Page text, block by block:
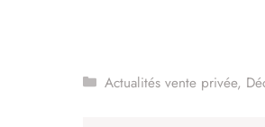
Catégories
Actualités vente privée,